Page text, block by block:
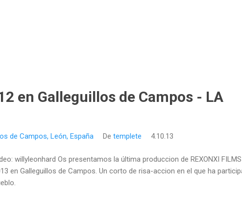
en Galleguillos de Campos - LA
de Campos, León, España De templete 4.10.13
willyleonhard Os presentamos la última produccion de REXONXI
en Galleguillos de Campos. Un corto de risa-accion en el que ha